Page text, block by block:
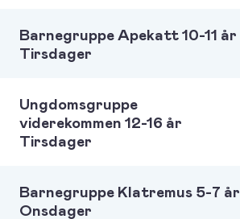
Barnegruppe Apekatt 10-11 år
Tirsdager
Ungdomsgruppe
viderekommen 12-16 år
Tirsdager
Barnegruppe Klatremus 5-7 år
Onsdager